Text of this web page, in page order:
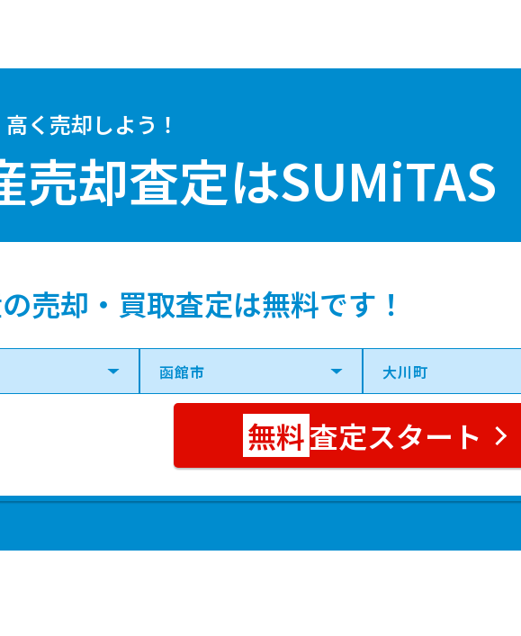
く売却しよう！
売却査定はSUMiTAS
売却・買取査定は無料です！
査定スタート